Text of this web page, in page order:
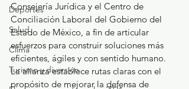
Deportes
Salud
Clima
Turismo y diversión
Consejería Jurídica y el Centro de
Conciliación Laboral del Gobierno del
Estado de México, a fin de articular
esfuerzos para construir soluciones más
eficientes, ágiles y con sentido humano.
La alianza establece rutas claras con el
propósito de mejorar la defensa de